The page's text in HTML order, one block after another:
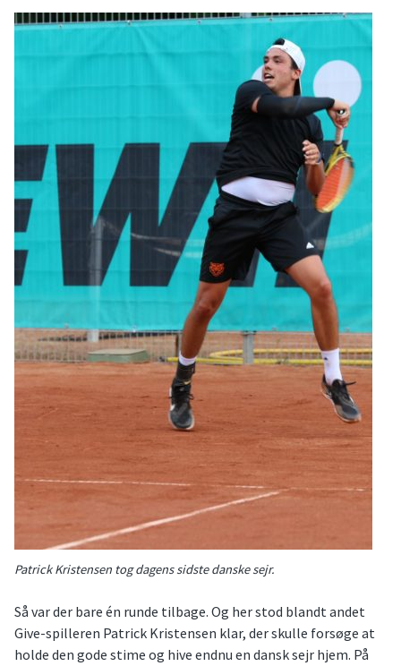
Patrick Kristensen tog dagens sidste danske sejr.
Så var der bare én runde tilbage. Og her stod blandt andet
Give-spilleren Patrick Kristensen klar, der skulle forsøge at
holde den gode stime og hive endnu en dansk sejr hjem. På